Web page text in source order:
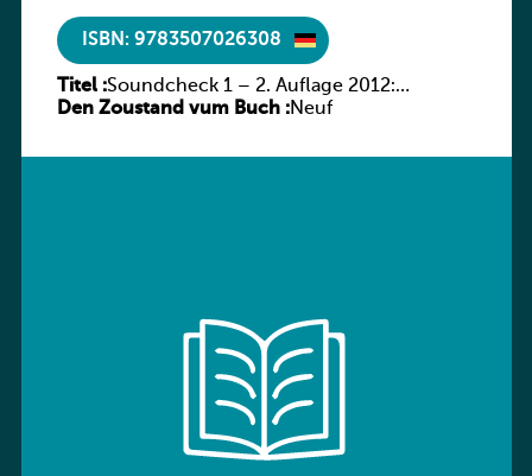
ISBN: 9783507026308
Titel :Soundcheck 1 – 2. Auflage 2012:
Schülerband 1
Den Zoustand vum Buch :Neuf